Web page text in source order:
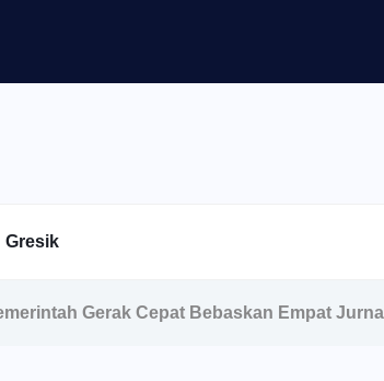
Gresik
Gerak Cepat Bebaskan Empat